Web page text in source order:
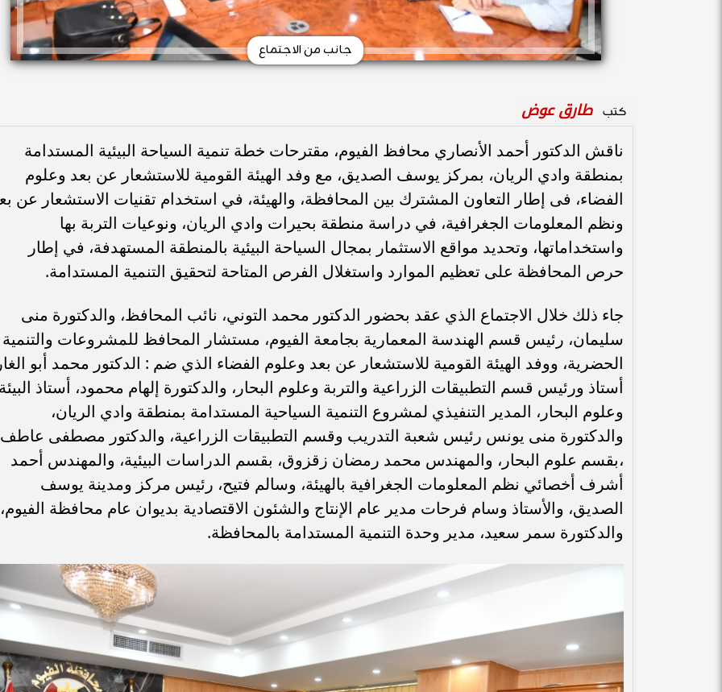
جانب من الاجتماع
كتب طارق عوض
ناقش الدكتور أحمد الأنصاري محافظ الفيوم، مقترحات خطة تنمية السياحة البيئية المستدامة
بمنطقة وادي الريان، بمركز يوسف الصديق، مع وفد الهيئة القومية للاستشعار عن بعد وعلوم
الفضاء، فى إطار التعاون المشترك بين المحافظة، والهيئة، في استخدام تقنيات الاستشعار عن
ونظم المعلومات الجغرافية، في دراسة منطقة بحيرات وادي الريان، ونوعيات التربة بها
واستخداماتها، وتحديد مواقع الاستثمار بمجال السياحة البيئية بالمنطقة المستهدفة، في إطار
حرص المحافظة على تعظيم الموارد واستغلال الفرص المتاحة لتحقيق التنمية المستدامة.
جاء ذلك خلال الاجتماع الذي عقد بحضور الدكتور محمد التوني، نائب المحافظ، والدكتورة منى
سليمان، رئيس قسم الهندسة المعمارية بجامعة الفيوم، مستشار المحافظ للمشروعات والتنمية
الحضرية، ووفد الهيئة القومية للاستشعار عن بعد وعلوم الفضاء الذي ضم : الدكتور محمد أبو
أستاذ ورئيس قسم التطبيقات الزراعية والتربة وعلوم البحار، والدكتورة إلهام محمود، أستاذ
وعلوم البحار، المدير التنفيذي لمشروع التنمية السياحية المستدامة بمنطقة وادي الريان،
والدكتورة منى يونس رئيس شعبة التدريب وقسم التطبيقات الزراعية، والدكتور مصطفى عاطف
،بقسم علوم البحار، والمهندس محمد رمضان زقزوق، بقسم الدراسات البيئية، والمهندس أحمد
أشرف أخصائي نظم المعلومات الجغرافية بالهيئة، وسالم فتيح، رئيس مركز ومدينة يوسف
الصديق، والأستاذ وسام فرحات مدير عام الإنتاج والشئون الاقتصادية بديوان عام محافظة الفيوم،
والدكتورة سمر سعيد، مدير وحدة التنمية المستدامة بالمحافظة.